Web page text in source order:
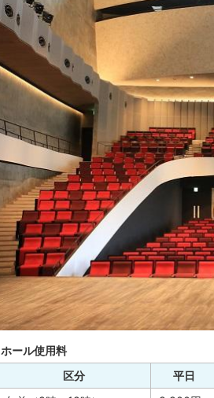
ホール使用料
区分
平日